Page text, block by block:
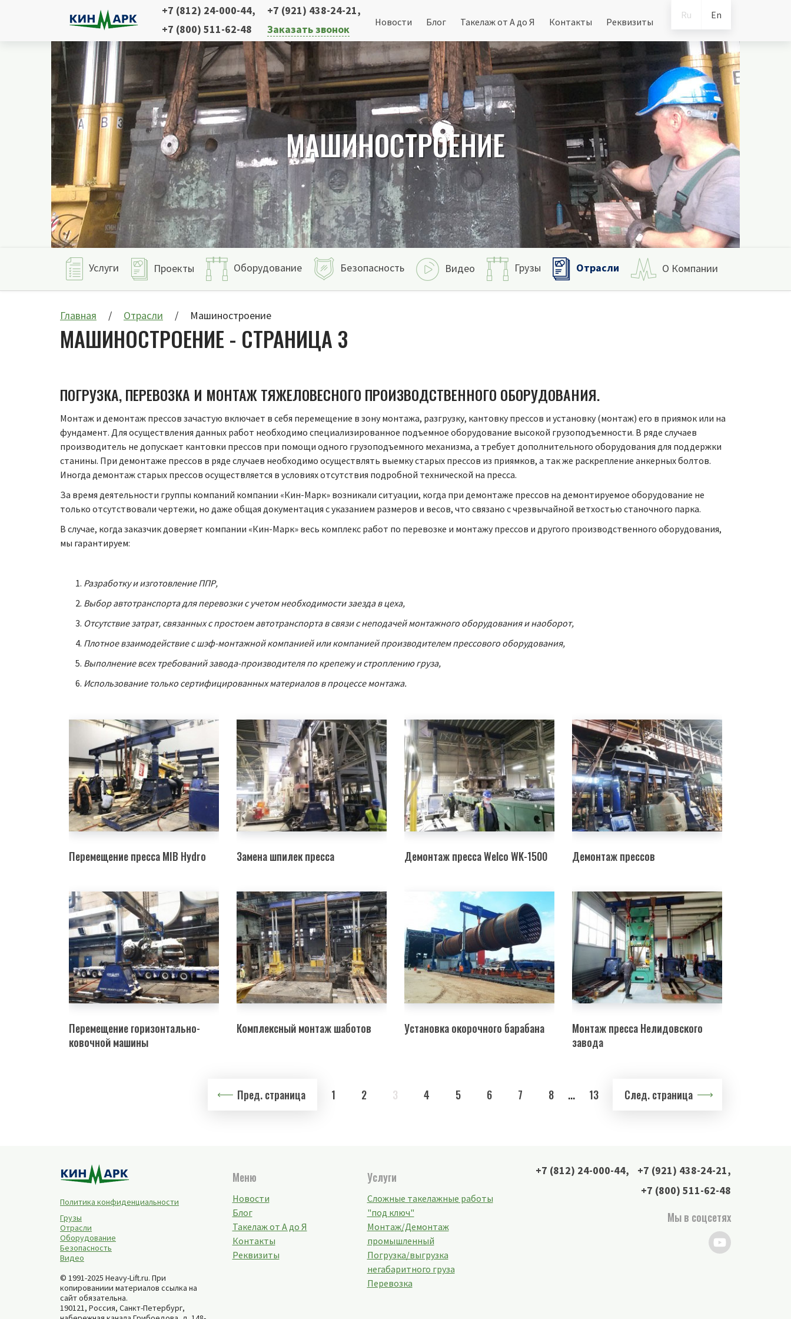
Ru En
+7 (812) 24-000-44, +7 (921) 438-24-21,
+7 (800) 511-62-48
Заказать звонок
Новости Блог Такелаж от А до Я Контакты Реквизиты
МАШИНОСТРОЕНИЕ
Услуги Проекты Оборудование Безопасность Видео Грузы Отрасли О Компании
Главная Отрасли Машиностроение
МАШИНОСТРОЕНИЕ - СТРАНИЦА 3
ПОГРУЗКА, ПЕРЕВОЗКА И МОНТАЖ ТЯЖЕЛОВЕСНОГО ПРОИЗВОДСТВЕННОГО ОБОРУДОВАНИЯ.
Монтаж и демонтаж прессов зачастую включает в себя перемещение в зону монтажа, разгрузку, кантовку прессов и установку (монтаж) его в приямок или на
фундамент. Для осуществления данных работ необходимо специализированное подъемное оборудование высокой грузоподъемности. В ряде случаев
производитель не допускает кантовки прессов при помощи одного грузоподъемного механизма, а требует дополнительного оборудования для поддержки
станины. При демонтаже прессов в ряде случаев необходимо осуществлять выемку старых прессов из приямков, а так же раскрепление анкерных болтов.
Иногда демонтаж старых прессов осуществляется в условиях отсутствия подробной технической на пресса.
За время деятельности группы компаний компании «Кин-Марк» возникали ситуации, когда при демонтаже прессов на демонтируемое оборудование не
только отсутствовали чертежи, но даже общая документация с указанием размеров и весов, что связано с чрезвычайной ветхостью станочного парка.
В случае, когда заказчик доверяет компании «Кин-Марк» весь комплекс работ по перевозке и монтажу прессов и другого производственного оборудования,
мы гарантируем:
Разработку и изготовление ППР,
Выбор автотранспорта для перевозки с учетом необходимости заезда в цеха,
Отсутствие затрат, связанных с простоем автотранспорта в связи с неподачей монтажного оборудования и наоборот,
Плотное взаимодействие с шэф-монтажной компанией или компанией производителем прессового оборудования,
Выполнение всех требований завода-производителя по крепежу и строплению груза,
Использование только сертифицированных материалов в процессе монтажа.
Перемещение пресса MIB Hydro Замена шпилек пресса Демонтаж пресса Welco WK-1500 Демонтаж прессов
Перемещение горизонтально-
ковочной машины
Комплексный монтаж шаботов Установка окорочного барабана
Монтаж пресса Нелидовского
завода
Пред. страница 1 2 3 4 5 6 7 8 ... 13 След. страница
Политика конфиденциальности
Грузы
Отрасли
Оборудование
Безопасность
Видео
© 1991-2025 Heavy-Lift.ru. При
копированиии материалов ссылка на
сайт обязательна.
190121, Россия, Санкт-Петербург,
Меню
Новости
Блог
Такелаж от А до Я
Контакты
Реквизиты
Услуги
Сложные такелажные работы
"под ключ"
Монтаж/Демонтаж
промышленный
Погрузка/выгрузка
негабаритного груза
Перевозка
+7 (812) 24-000-44, +7 (921) 438-24-21,
+7 (800) 511-62-48
Мы в соцсетях